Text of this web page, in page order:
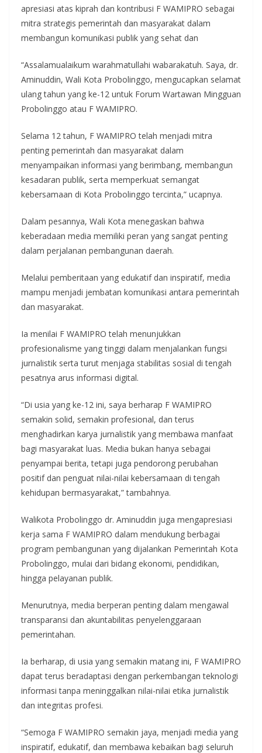
apresiasi atas kiprah dan kontribusi F WAMIPRO sebagai
mitra strategis pemerintah dan masyarakat dalam
membangun komunikasi publik yang sehat dan
“Assalamualaikum warahmatullahi wabarakatuh. Saya, dr.
Aminuddin, Wali Kota Probolinggo, mengucapkan selamat
ulang tahun yang ke-12 untuk Forum Wartawan Mingguan
Probolinggo atau F WAMIPRO.
Selama 12 tahun, F WAMIPRO telah menjadi mitra
penting pemerintah dan masyarakat dalam
menyampaikan informasi yang berimbang, membangun
kesadaran publik, serta memperkuat semangat
kebersamaan di Kota Probolinggo tercinta,” ucapnya.
Dalam pesannya, Wali Kota menegaskan bahwa
keberadaan media memiliki peran yang sangat penting
dalam perjalanan pembangunan daerah.
Melalui pemberitaan yang edukatif dan inspiratif, media
mampu menjadi jembatan komunikasi antara pemerintah
dan masyarakat.
Ia menilai F WAMIPRO telah menunjukkan
profesionalisme yang tinggi dalam menjalankan fungsi
jurnalistik serta turut menjaga stabilitas sosial di tengah
pesatnya arus informasi digital.
“Di usia yang ke-12 ini, saya berharap F WAMIPRO
semakin solid, semakin profesional, dan terus
menghadirkan karya jurnalistik yang membawa manfaat
bagi masyarakat luas. Media bukan hanya sebagai
penyampai berita, tetapi juga pendorong perubahan
positif dan penguat nilai-nilai kebersamaan di tengah
kehidupan bermasyarakat,” tambahnya.
Walikota Probolinggo dr. Aminuddin juga mengapresiasi
kerja sama F WAMIPRO dalam mendukung berbagai
program pembangunan yang dijalankan Pemerintah Kota
Probolinggo, mulai dari bidang ekonomi, pendidikan,
hingga pelayanan publik.
Menurutnya, media berperan penting dalam mengawal
transparansi dan akuntabilitas penyelenggaraan
pemerintahan.
Ia berharap, di usia yang semakin matang ini, F WAMIPRO
dapat terus beradaptasi dengan perkembangan teknologi
informasi tanpa meninggalkan nilai-nilai etika jurnalistik
dan integritas profesi.
“Semoga F WAMIPRO semakin jaya, menjadi media yang
inspiratif, edukatif, dan membawa kebaikan bagi seluruh